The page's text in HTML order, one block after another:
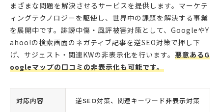
まざまな問題を解決させるサービスを提供します。マーケテ
ィングテクノロジーを駆使し、世界中の課題を解決する事業
を展開中です。誹謗中傷・風評被害対策として、GoogleやY
ahoo!の検索画面のネガティブ記事を逆SEO対策で押し下
げ、サジェスト・関連KWの非表示化を行います。 悪意あるG
oogleマップの口コミの非表示化も可能です。
対応内容 逆SEO対策、関連キーワード非表示対策